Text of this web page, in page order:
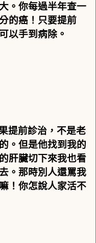
。你每過半年查一
的癌！只要提前
以手到病除。
提前診治，不是老
。但是他找到我的
肝臟切下來我也看
。那時別人還罵我
！你怎說人家活不